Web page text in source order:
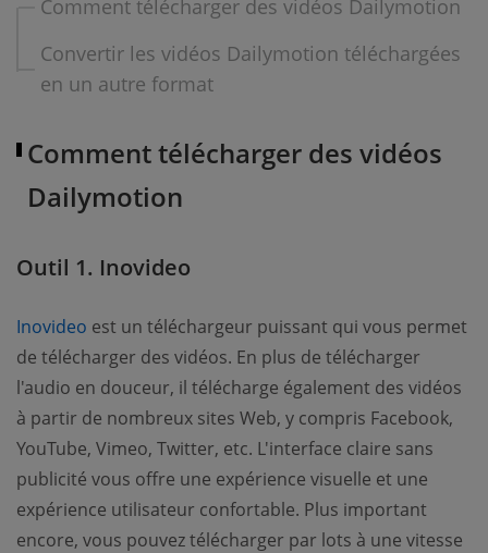
Comment télécharger des vidéos Dailymotion
Convertir les vidéos Dailymotion téléchargées
en un autre format
Comment télécharger des vidéos
Dailymotion
Outil 1. Inovideo
Inovideo est un téléchargeur puissant qui vous permet
de télécharger des vidéos. En plus de télécharger
l'audio en douceur, il télécharge également des vidéos
à partir de nombreux sites Web, y compris Facebook,
YouTube, Vimeo, Twitter, etc. L'interface claire sans
publicité vous offre une expérience visuelle et une
expérience utilisateur confortable. Plus important
encore, vous pouvez télécharger par lots à une vitesse